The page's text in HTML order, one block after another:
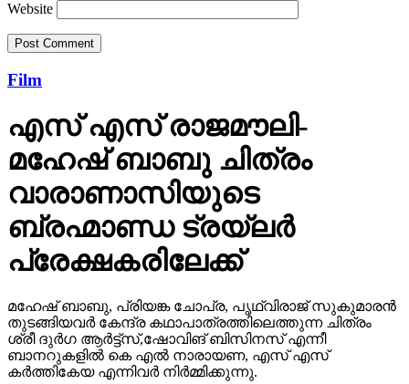
Website
Film
എസ് എസ് രാജമൗലി-
മഹേഷ് ബാബു ചിത്രം
വാരാണാസിയുടെ
ബ്രഹ്മാണ്ഡ ട്രയ്ലർ
പ്രേക്ഷകരിലേക്ക്
മഹേഷ് ബാബു, പ്രിയങ്ക ചോപ്ര, പൃഥ്വിരാജ് സുകുമാരൻ
തുടങ്ങിയവർ കേന്ദ്ര കഥാപാത്രത്തിലെത്തുന്ന ചിത്രം
ശ്രീ ദുർഗ ആർട്ട്സ്,ഷോവിങ് ബിസിനസ് എന്നീ
ബാനറുകളിൽ കെ എൽ നാരായണ, എസ് എസ്
കർത്തികേയ എന്നിവർ നിർമ്മിക്കുന്നു.